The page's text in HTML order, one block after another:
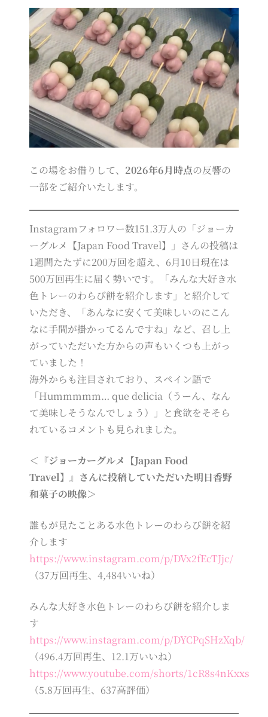
この場をお借りして、 2026年6月時点の反響の
一部をご紹介いたします。
Instagramフォロワー数151.3万人の「ジョーカ
ーグルメ【Japan Food Travel】」さんの投稿は
1週間たたずに200万回を超え、6月10日現在は
500万回再生に届く勢いです。「みんな大好き水
色トレーのわらび餅を紹介します」と紹介して
いただき、「あんなに安くて美味しいのにこん
なに手間が掛かってるんですね」など、召し上
がっていただいた方からの声もいくつも上がっ
ていました！
海外からも注目されており、スペイン語で
「Hummmmm… que delicia（うーん、なん
て美味しそうなんでしょう）」と食欲をそそら
れているコメントも見られました。
＜『ジョーカーグルメ【Japan Food
Travel】』さんに投稿していただいた明日香野
和菓子の映像＞
誰もが見たことある水色トレーのわらび餅を紹
介します
https://www.instagram.com/p/DVx2fEcTJjc/
（37万回再生、4,484いいね）
みんな大好き水色トレーのわらび餅を紹介しま
す
https://www.instagram.com/p/DYCPqSHzXqb/
（496.4万回再生、12.1万いいね）
https://www.youtube.com/shorts/1cR8s4nKxxs
（5.8万回再生、637高評価）